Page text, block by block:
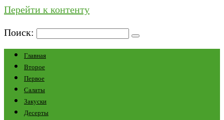
Перейти к контенту
Поиск:
Главная
Второе
Первое
Салаты
Закуски
Десерты